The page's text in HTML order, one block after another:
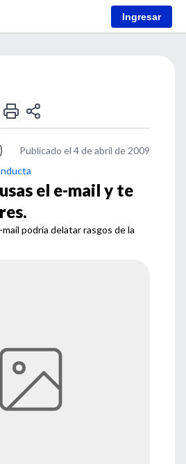
Ingresar
Publicado el 4 de abril de 2009
el e-mail y te
podría delatar rasgos de la